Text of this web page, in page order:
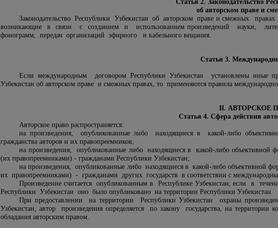
Статья 2. Законодательство
об авторском праве и
Законодательство Республики Узбекистан об авторском праве и смежных
возникающие в связи с созданием и использованием произведений науки,
фонограмм, передач организаций эфирного и кабельного вещания.
Статья 3.
Если международным договором Республики Узбекистан установлены иные
Узбекистан об авторском праве и смежных правах, то применяются правила
II. АВТОРСКОЕ
Статья 4. Сфера действия
Авторское право распространяется:
на произведения, опубликованные либо находящиеся в какой-либо
гражданства авторов и их правопреемников;
на произведения, опубликованные либо находящиеся в какой-либо объективной
(их правопреемниками) - гражданами Республики Узбекистан;
на произведения, опубликованные либо находящиеся в какой-либо объективной
их правопреемниками) - гражданами других государств в соответствии с
Произведение считается опубликованным в Республике Узбекистан, если в
Республики Узбекистан оно было опубликовано на территории Республики Узбекистан.
При предоставлении на территории Республики Узбекистан охраны
Узбекистан, автор произведения определяется по закону государства, на
обладания авторским правом.